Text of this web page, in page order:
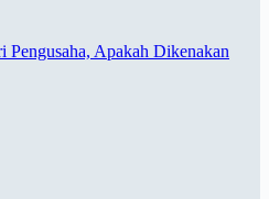
Pengusaha, Apakah Dikenakan